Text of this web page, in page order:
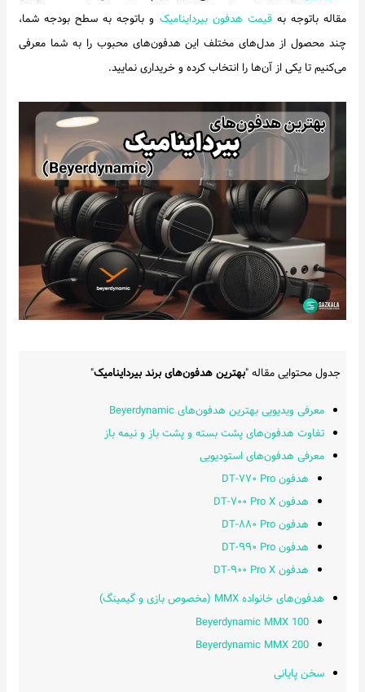
مقاله باتوجه به قیمت هدفون بیرداینامیک و باتوجه به سطح بودجه شما،
چند محصول از مدل‌های مختلف این هدفون‌های محبوب را به شما معرفی
می‌کنیم تا یکی از آن‌ها را انتخاب کرده و خریداری نمایید.
جدول محتوایی مقاله "بهترین هدفون‌های برند بیرداینامیک"
معرفی ویدیویی بهترین هدفون‌های Beyerdynamic
تفاوت هدفون‌های پشت بسته و پشت باز و نیمه باز
معرفی هدفون‌های استودیویی
هدفون DT-۷۷۰ Pro
هدفون DT-۷۰۰ Pro X
هدفون DT-۸۸۰ Pro
هدفون DT-۹۹۰ Pro
هدفون DT-۹۰۰ Pro X
هدفون‌های خانواده MMX (مخصوص بازی و گیمینگ)
Beyerdynamic MMX 100
Beyerdynamic MMX 200
سخن پایانی